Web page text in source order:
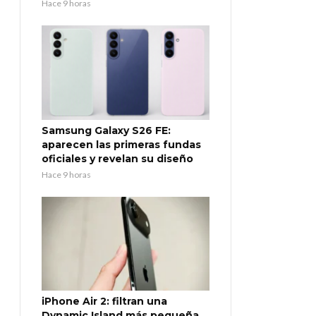
Hace 9 horas
Samsung Galaxy S26 FE:
aparecen las primeras fundas
oficiales y revelan su diseño
Hace 9 horas
iPhone Air 2: filtran una